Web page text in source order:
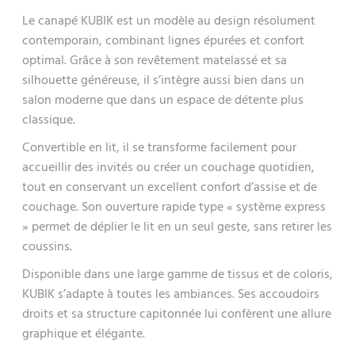
Le canapé KUBIK est un modèle au design résolument
contemporain, combinant lignes épurées et confort
optimal. Grâce à son revêtement matelassé et sa
silhouette généreuse, il s’intègre aussi bien dans un
salon moderne que dans un espace de détente plus
classique.
Convertible en lit, il se transforme facilement pour
accueillir des invités ou créer un couchage quotidien,
tout en conservant un excellent confort d’assise et de
couchage. Son ouverture rapide type « système express
» permet de déplier le lit en un seul geste, sans retirer les
coussins.
Disponible dans une large gamme de tissus et de coloris,
KUBIK s’adapte à toutes les ambiances. Ses accoudoirs
droits et sa structure capitonnée lui confèrent une allure
graphique et élégante.